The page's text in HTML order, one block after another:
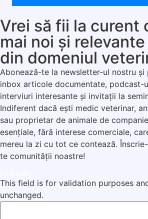
Vrei să fii la curent
mai noi și
din domeniul
Abonează-te la newsletter-ul nostru
inbox articole documentate, podcast-
interviuri interesante și invitații la
Indiferent dacă ești medic veterinar,
sau proprietar de animale de
esențiale, fără interese comerciale,
mereu la zi cu tot ce contează.
te comunității noastre!
This field is for validation purposes
unchanged.